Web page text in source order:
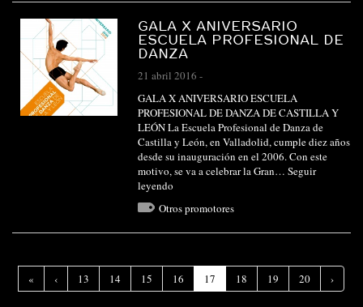
GALA X ANIVERSARIO
ESCUELA PROFESIONAL DE
DANZA
21 abril 2016 -
GALA X ANIVERSARIO ESCUELA
PROFESIONAL DE DANZA DE CASTILLA Y
LEÓN La Escuela Profesional de Danza de
Castilla y León, en Valladolid, cumple diez años
desde su inauguración en el 2006. Con este
motivo, se va a celebrar la Gran… Seguir
leyendo
Otros promotores
« ‹ 13 14 15 16 17 (Página
actual)
18 19 20 ›